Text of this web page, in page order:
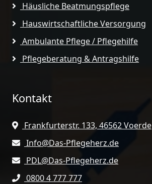
Häusliche Beatmungspflege
Hauswirtschaftliche Versorgung
Ambulante Pflege / Pflegehilfe
Pflegeberatung & Antragshilfe
Kontakt
Frankfurterstr. 133, 46562 Voerde
Info@Das-Pflegeherz.de
PDL@Das-Pflegeherz.de
0800 4 777 777